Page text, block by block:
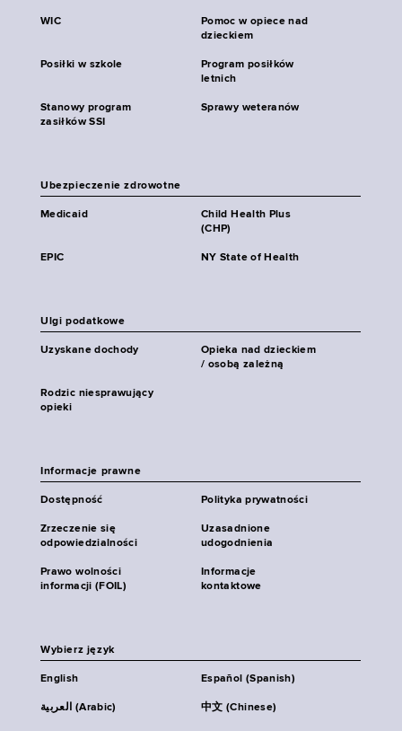
WIC
Pomoc w opiece nad
dzieckiem
Posiłki w szkole
Program posiłków
letnich
Stanowy program
zasiłków SSI
Sprawy weteranów
Ubezpieczenie zdrowotne
Medicaid
Child Health Plus
(CHP)
EPIC NY State of Health
Ulgi podatkowe
Uzyskane dochody
Opieka nad dzieckiem
/ osobą zależną
Rodzic niesprawujący
opieki
Informacje prawne
Dostępność Polityka prywatności
Zrzeczenie się
odpowiedzialności
Uzasadnione
udogodnienia
Prawo wolności
informacji (FOIL)
Informacje
kontaktowe
Wybierz język
English Español (Spanish)
العربية (Arabic) 中文 (Chinese)